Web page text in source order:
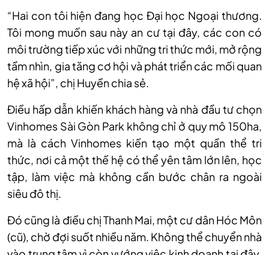
“Hai con tôi hiện đang học Đại học Ngoại thương.
Tôi mong muốn sau này an cư tại đây, các con có
môi trường tiếp xúc với những tri thức mới, mở rộng
tầm nhìn, gia tăng cơ hội và phát triển các mối quan
hệ xã hội”, chị Huyền chia sẻ.
Điều hấp dẫn khiến khách hàng và nhà đầu tư chọn
Vinhomes Sài Gòn Park không chỉ ở quy mô 150ha,
mà là cách Vinhomes kiến tạo một quần thể tri
thức, nơi cả một thế hệ có thể yên tâm lớn lên, học
tập, làm việc mà không cần bước chân ra ngoài
siêu đô thị.
Đó cũng là điều chị Thanh Mai, một cư dân Hóc Môn
(cũ), chờ đợi suốt nhiều năm. Không thể chuyển nhà